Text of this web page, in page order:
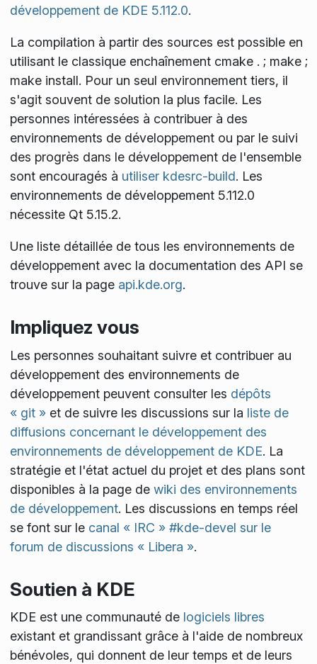
développement de KDE 5.112.0.
La compilation à partir des sources est possible en
utilisant le classique enchaînement cmake . ; make ;
make install. Pour un seul environnement tiers, il
s'agit souvent de solution la plus facile. Les
personnes intéressées à contribuer à des
environnements de développement ou par le suivi
des progrès dans le développement de l'ensemble
sont encouragés à utiliser kdesrc-build. Les
environnements de développement 5.112.0
nécessite Qt 5.15.2.
Une liste détaillée de tous les environnements de
développement avec la documentation des API se
trouve sur la page api.kde.org.
Impliquez vous
Les personnes souhaitant suivre et contribuer au
développement des environnements de
développement peuvent consulter les dépôts
« git »et de suivre les discussions sur la liste de
diffusions concernant le développement des
environnements de développement de KDE. La
stratégie et l'état actuel du projet et des plans sont
disponibles à la page de wiki des environnements
de développement. Les discussions en temps réel
se font sur le canal « IRC » #kde-devel sur le
forum de discussions « Libera ».
Soutien à KDE
KDE est une communauté de logiciels libres
existant et grandissant grâce à l'aide de nombreux
bénévoles, qui donnent de leur temps et de leurs